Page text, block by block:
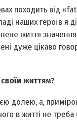
походить від
наших героїв я
життя
дуже цікаво
життям?
долею, а,
в житті не